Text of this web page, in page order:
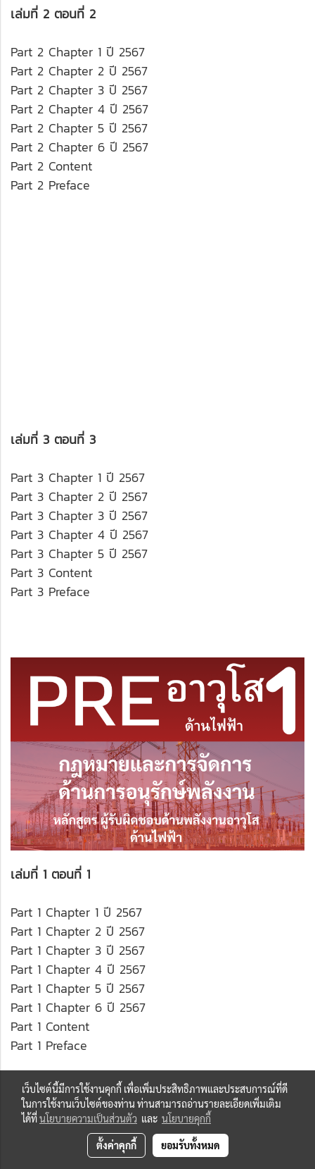
เล่มที่ 2 ตอนที่ 2
Part 2 Chapter 1 ปี 2567
Part 2 Chapter 2 ปี 2567
Part 2 Chapter 3 ปี 2567
Part 2 Chapter 4 ปี 2567
Part 2 Chapter 5 ปี 2567
Part 2 Chapter 6 ปี 2567
Part 2 Content
Part 2 Preface
เล่มที่ 3 ตอนที่ 3
Part 3 Chapter 1 ปี 2567
Part 3 Chapter 2 ปี 2567
Part 3 Chapter 3 ปี 2567
Part 3 Chapter 4 ปี 2567
Part 3 Chapter 5 ปี 2567
Part 3 Content
Part 3 Preface
เล่มที่ 1 ตอนที่ 1
Part 1 Chapter 1 ปี 2567
Part 1 Chapter 2 ปี 2567
Part 1 Chapter 3 ปี 2567
Part 1 Chapter 4 ปี 2567
Part 1 Chapter 5 ปี 2567
Part 1 Chapter 6 ปี 2567
Part 1 Content
Part 1 Preface
เว็บไซต์นี้มีการใช้งานคุกกี้ เพื่อเพิ่มประสิทธิภาพและประสบการณ์ที่ดี
ในการใช้งานเว็บไซต์ของท่าน ท่านสามารถอ่านรายละเอียดเพิ่มเติม
ได้ที่นโยบายความเป็นส่วนตัว และ นโยบายคุกกี้
ตั้งค่าคุกกี้ ยอมรับทั้งหมด